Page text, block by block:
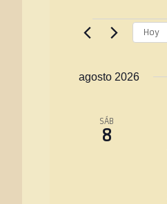
Hoy
agosto 2026
SÁB
8